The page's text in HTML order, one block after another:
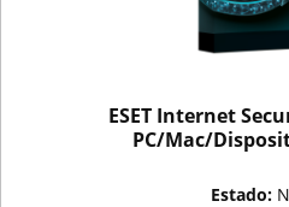
ESET Internet
PC/Mac/
Estado: